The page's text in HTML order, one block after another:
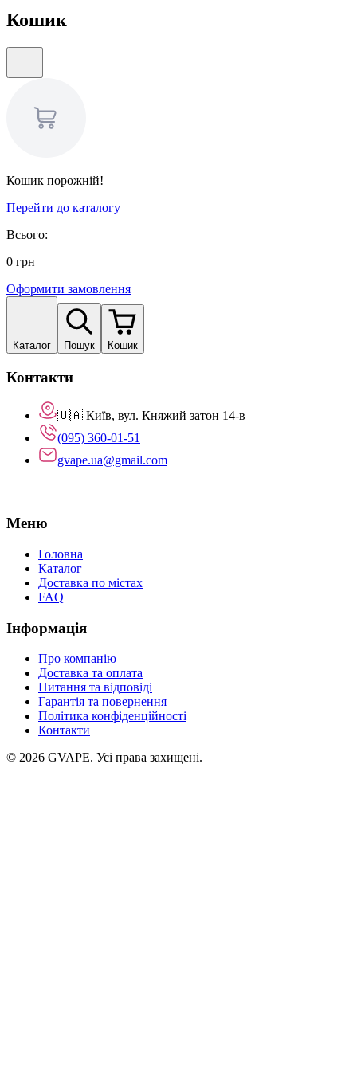
Кошик
Кошик порожній!
Перейти до каталогу
Всього:
0 грн
Оформити замовлення
Каталог Пошук Кошик
Контакти
🇺🇦 Київ, вул. Княжий затон 14-в
(095) 360-01-51
gvape.ua@gmail.com
Меню
Головна
Каталог
Доставка по містах
FAQ
Інформація
Про компанію
Доставка та оплата
Питання та відповіді
Гарантія та повернення
Політика конфіденційності
Контакти
© 2026 GVAPE. Усі права захищені.